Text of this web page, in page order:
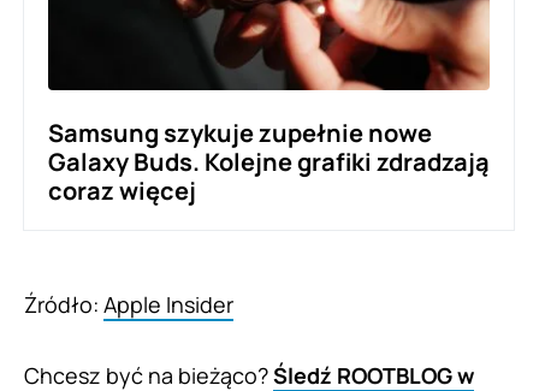
Samsung szykuje zupełnie nowe
Galaxy Buds. Kolejne grafiki zdradzają
coraz więcej
Źródło: Apple Insider
Chcesz być na bieżąco?Śledź ROOTBLOG w